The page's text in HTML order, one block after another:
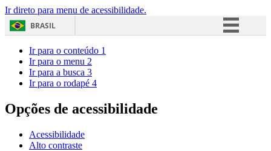
Ir direto para menu de acessibilidade.
BRASIL
Acesso à informação
Ir para o conteúdo 1
Ir para o menu 2
Ir para a busca 3
Ir para o rodapé 4
Opções de acessibilidade
Acessibilidade
Alto contraste